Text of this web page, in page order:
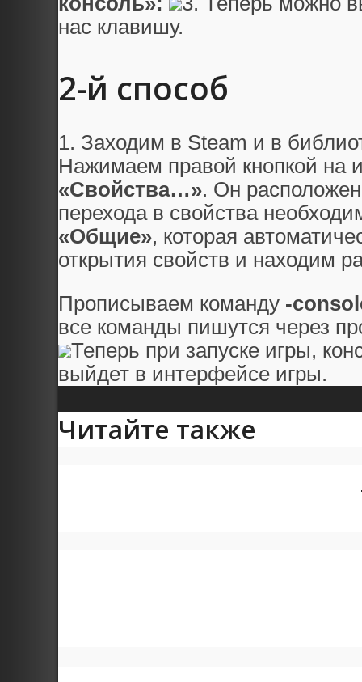
нас клавишу.
2-й способ
1. Заходим в Steam и в
Нажимаем правой кнопкой на
«Свойства…». Он
перехода в свойства
«Общие», которая
открытия свойств и находим
Прописываем команду -
все команды пишутся через
Теперь при запуске игры,
выйдет в интерфейсе игры.
Читайте также